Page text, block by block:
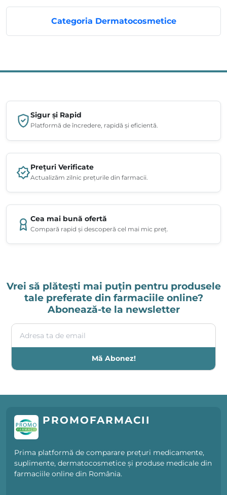
Categoria Dermatocosmetice
Sigur și Rapid
Platformă de încredere, rapidă și eficientă.
Prețuri Verificate
Actualizăm zilnic prețurile din farmacii.
Cea mai bună ofertă
Compară rapid și descoperă cel mai mic preț.
Vrei să plătești mai puțin pentru produsele
tale preferate din farmaciile online?
Abonează-te la newsletter
Adresa ta de email
Mă Abonez!
PROMOFARMACII
Prima platformă de comparare prețuri medicamente,
suplimente, dermatocosmetice și produse medicale din
farmaciile online din România.